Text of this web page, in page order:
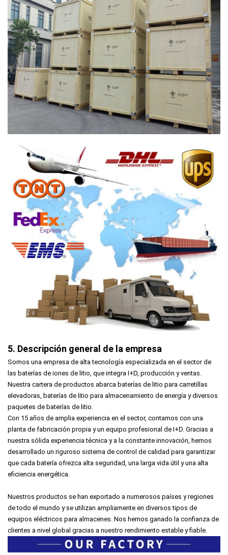
5. Descripción general de la empresa
Somos una empresa de alta tecnología especializada en el sector de
las baterías de iones de litio, que integra I+D, producción y ventas.
Nuestra cartera de productos abarca baterías de litio para carretillas
elevadoras, baterías de litio para almacenamiento de energía y diversos
paquetes de baterías de litio.
Con 15 años de amplia experiencia en el sector, contamos con una
planta de fabricación propia y un equipo profesional de I+D. Gracias a
nuestra sólida experiencia técnica y a la constante innovación, hemos
desarrollado un riguroso sistema de control de calidad para garantizar
que cada batería ofrezca alta seguridad, una larga vida útil y una alta
eficiencia energética.
Nuestros productos se han exportado a numerosos países y regiones
de todo el mundo y se utilizan ampliamente en diversos tipos de
equipos eléctricos para almacenes. Nos hemos ganado la confianza de
clientes a nivel global gracias a nuestro rendimiento estable y fiable.